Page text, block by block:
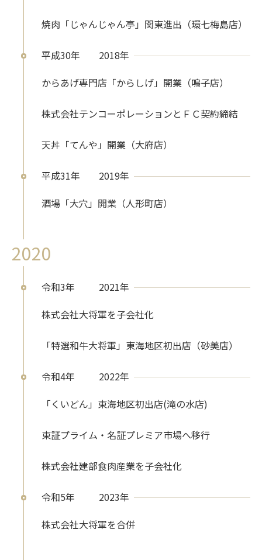
焼肉「じゃんじゃん亭」関東進出（環七梅島店）
平成30年
2018年
からあげ専門店「からしげ」開業（鳴子店）
株式会社テンコーポレーションとＦＣ契約締結
天丼「てんや」開業（大府店）
平成31年
2019年
酒場「大穴」開業（人形町店）
2020
令和3年
2021年
株式会社大将軍を子会社化
「特選和牛大将軍」東海地区初出店（砂美店）
令和4年
2022年
「くいどん」東海地区初出店(滝の水店)
東証プライム・名証プレミア市場へ移行
株式会社建部食肉産業を子会社化
令和5年
2023年
株式会社大将軍を合併